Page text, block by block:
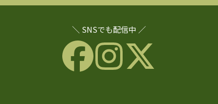
＼ SNSでも配信中 ／